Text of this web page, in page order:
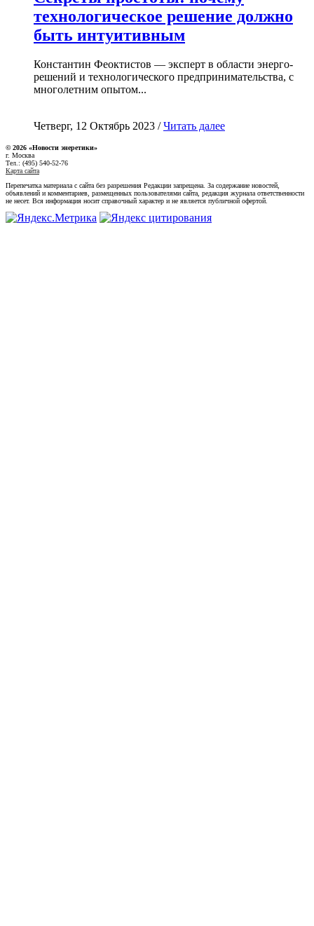
технологическое решение должно
быть интуитивным
Константин Феоктистов — эксперт в области энерго-
решений и технологического предпринимательства, с
многолетним опытом...
Четверг, 12 Октябрь 2023 /Читать далее
© 2026 «Новости энеретики»
г. Москва
Тел.: (495) 540-52-76
Карта сайта
Перепечатка материала с сайта без разрешения Редакции запрещена. За содержание новостей,
объявлений и комментариев, размещенных пользователями сайта, редакция журнала ответственности
не несет. Вся информация носит справочный характер и не является публичной офертой.